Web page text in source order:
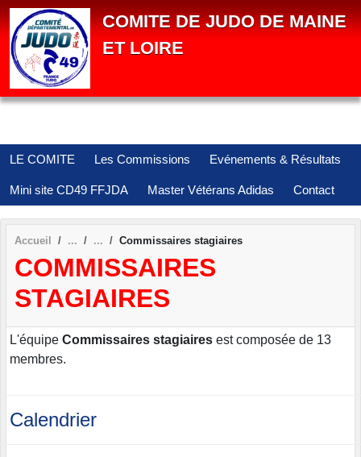
COMITE DE JUDO DE MAINE
ET LOIRE
LE COMITE Les Commissions Evénements & Résultats
Mini site CD49 FFJDA Master Vétérans Adidas Contact
Accueil Commissaires stagiaires
COMMISSAIRES
STAGIAIRES
L'équipe Commissaires stagiaires est composée de 13
membres.
Calendrier
Panneau de gestion des cookies